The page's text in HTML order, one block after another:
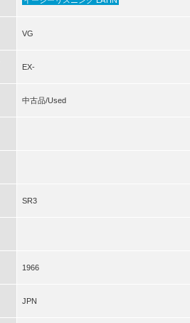
VG
EX-
中古品/Used
SR3
1966
JPN